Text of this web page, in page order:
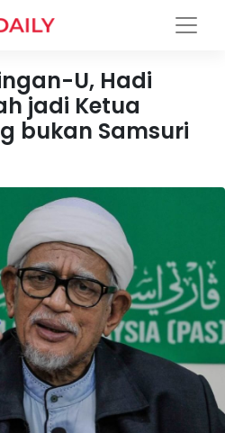
U, Hadi
jadi Ketua
bukan Samsuri